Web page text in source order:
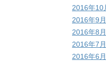
2016年10
2016年9月
2016年8月
2016年7月
2016年6月